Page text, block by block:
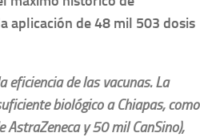
aplicación de 48 mil 503 dosis
eficiencia de las vacunas. La
biológico a Chiapas, como
y 50 mil CanSino),